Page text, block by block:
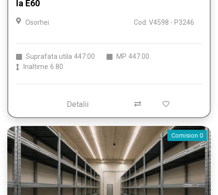
la E60
Osorhei Cod: V4598 - P3246
Suprafata utila 447.00 MP 447.00
Inaltime 6.80
Detalii
Comision 0